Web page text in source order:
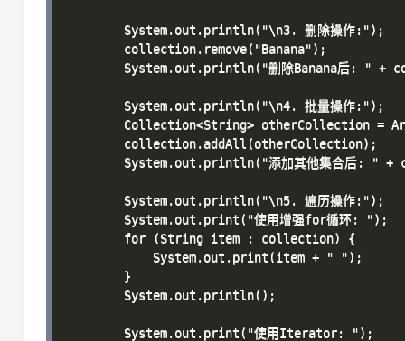
        System.out.println("\n3. 删除操作:");
        collection.remove("Banana");
System.out.println("删除Banana后: " +
        System.out.println("\n4. 批量操作:");
Collection<String> otherCollection =
        collection.addAll(otherCollection);
System.out.println("添加其他集合后: " +
        System.out.println("\n5. 遍历操作:");
        System.out.print("使用增强for循环: ");
        for (String item : collection) {
            System.out.print(item + " ");
        }
        System.out.println();
        System.out.print("使用Iterator: ");